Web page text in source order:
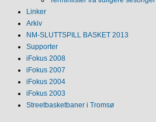
Linker
Arkiv
NM‐SLUTTSPILL BASKET 2013
Supporter
iFokus 2008
iFokus 2007
iFokus 2004
iFokus 2003
Streetbasketbaner i Tromsø